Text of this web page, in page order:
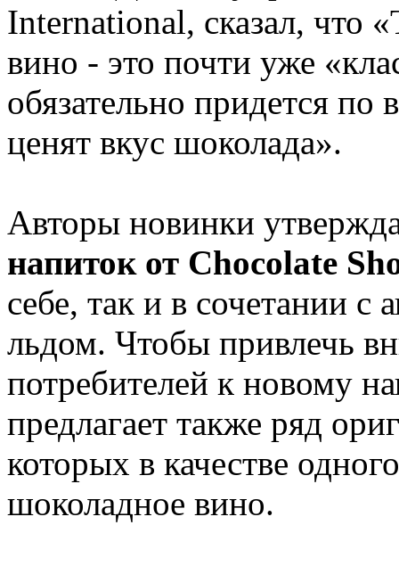
International, сказал, что
вино - это почти уже
обязательно придется по
ценят вкус шоколада».
Авторы новинки
напиток от Chocolate
себе, так и в сочетании
льдом. Чтобы привлечь
потребителей к новому
предлагает также ряд
которых в качестве
шоколадное вино.